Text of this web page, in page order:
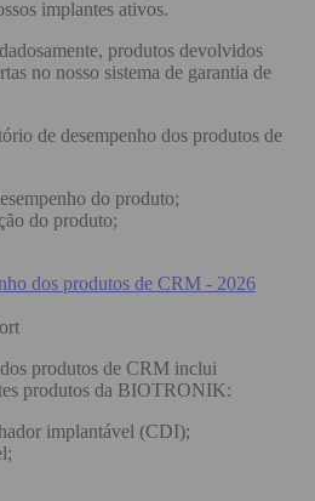
implantes ativos.
produtos devolvidos
no nosso sistema de garantia de
de desempenho dos produtos de
do produto;
do produto;
dos produtos de CRM - 2026
produtos de CRM inclui
produtos da BIOTRONIK:
implantável (CDI);